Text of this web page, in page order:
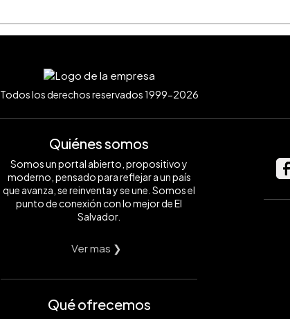
Todos los derechos reservados 1999-2026
Quiénes somos
Somos un portal abierto, propositivo y
moderno, pensado para reflejar a un país
que avanza, se reinventa y se une. Somos el
punto de conexión con lo mejor de El
Salvador.
Ver mas ❯
Qué ofrecemos